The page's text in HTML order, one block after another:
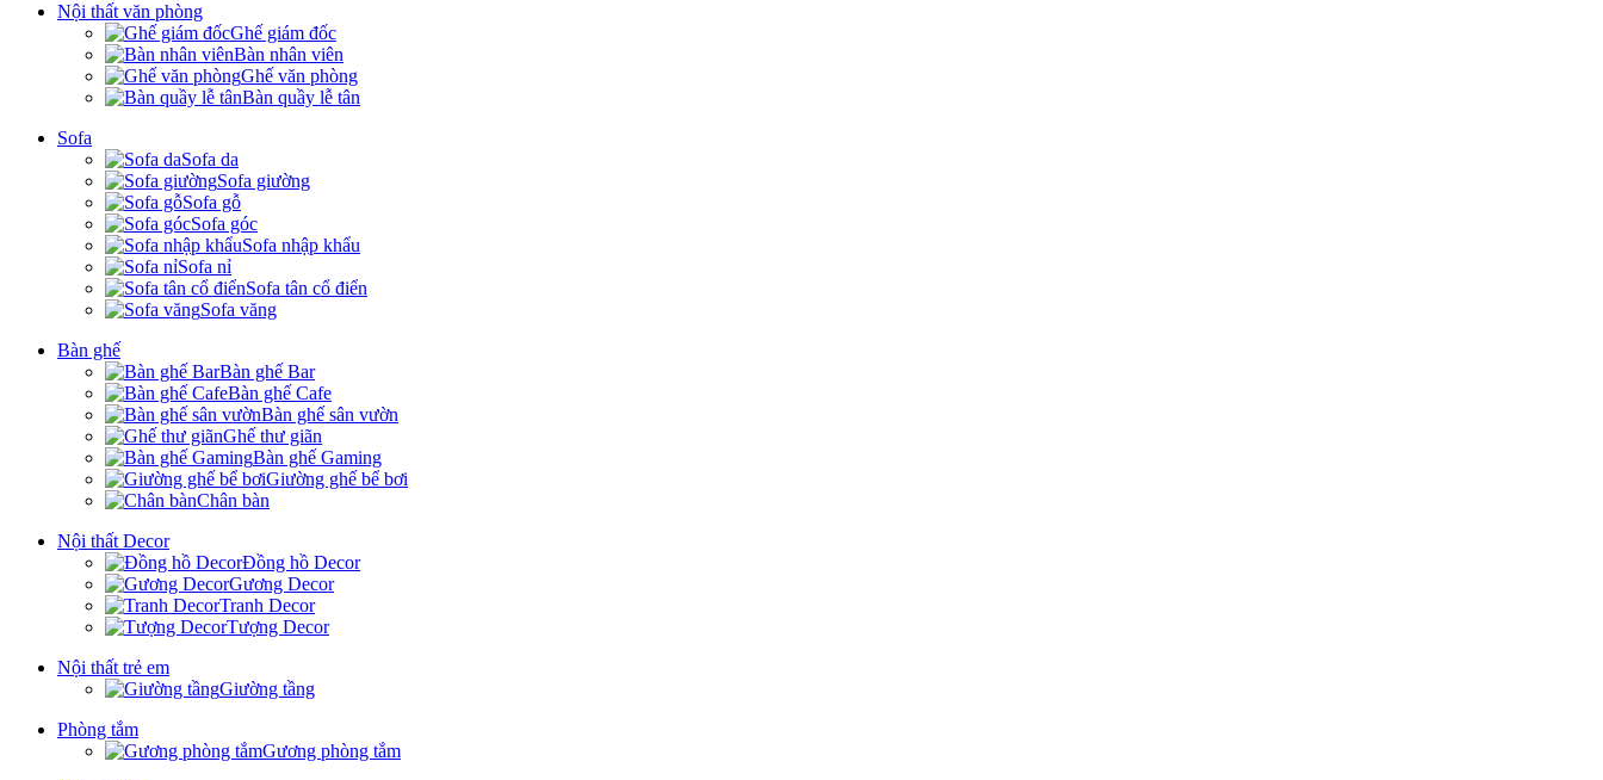
Nội thất văn phòng
Ghế giám đốc
Bàn nhân viên
Ghế văn phòng
Bàn quầy lễ tân
Sofa
Sofa da
Sofa giường
Sofa gỗ
Sofa góc
Sofa nhập khẩu
Sofa nỉ
Sofa tân cổ điển
Sofa văng
Bàn ghế
Bàn ghế Bar
Bàn ghế Cafe
Bàn ghế sân vườn
Ghế thư giãn
Bàn ghế Gaming
Giường ghế bể bơi
Chân bàn
Nội thất Decor
Đồng hồ Decor
Gương Decor
Tranh Decor
Tượng Decor
Nội thất trẻ em
Giường tầng
Phòng tắm
Gương phòng tắm